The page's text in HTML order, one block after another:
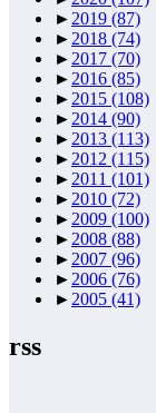
► 2019 (87)
► 2018 (74)
► 2017 (70)
► 2016 (85)
► 2015 (108)
► 2014 (90)
► 2013 (113)
► 2012 (115)
► 2011 (101)
► 2010 (72)
► 2009 (100)
► 2008 (88)
► 2007 (96)
► 2006 (76)
► 2005 (41)
rss